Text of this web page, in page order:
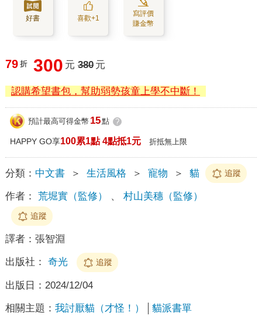
好書 喜歡+1
寫評價
賺金幣
79 折 300 元 380 元
認購希望書包，幫助弱勢孩童上學不中斷！
預計最高可得金幣 15點 ?
HAPPY GO享100累1點 4點抵1元 折抵無上限
分類： 中文書 ＞ 生活風格 ＞ 寵物 ＞ 貓 追蹤
作者： 荒堀實（監修） 、 村山美穗（監修）
追蹤
譯者： 張智淵
出版社： 奇光 追蹤
出版日： 2024/12/04
相關主題： 我討厭貓（才怪！） 貓派書單